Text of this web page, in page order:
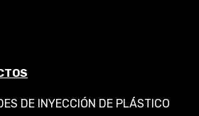
DE INYECCIÓN DE PLÁSTICO